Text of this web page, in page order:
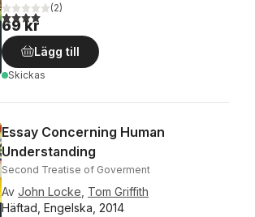
4,0utav 5 stjärnor. Totalt antal röster:
(2)
69 kr
Lägg till
Skickas
Essay Concerning Human
Understanding
Second Treatise of Goverment
Av John Locke Tom Griffith
Häftad, Engelska, 2014